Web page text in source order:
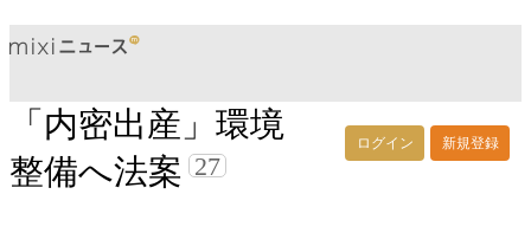
ログイン 新規登録
「内密出産」環境
整備へ法案 27